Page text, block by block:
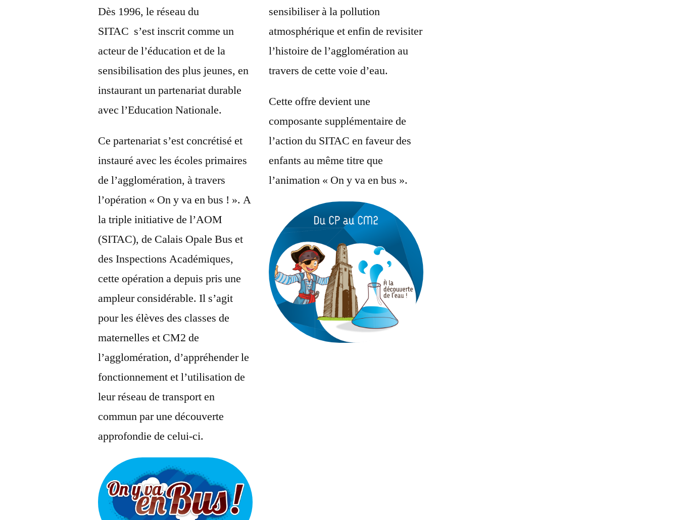
Dès 1996, le réseau du
SITAC s’est inscrit comme un
acteur de l’éducation et de la
sensibilisation des plus jeunes, en
instaurant un partenariat durable
avec l’Education Nationale.
Ce partenariat s’est concrétisé et
instauré avec les écoles primaires
de l’agglomération, à travers
l’opération « On y va en bus ! ». A
la triple initiative de l’AOM
(SITAC), de Calais Opale Bus et
des Inspections Académiques,
cette opération a depuis pris une
ampleur considérable. Il s’agit
pour les élèves des classes de
maternelles et CM2 de
l’agglomération, d’appréhender le
fonctionnement et l’utilisation de
leur réseau de transport en
commun par une découverte
approfondie de celui-ci.
sensibiliser à la pollution
atmosphérique et enfin de revisiter
l’histoire de l’agglomération au
travers de cette voie d’eau.
Cette offre devient une
composante supplémentaire de
l’action du SITAC en faveur des
enfants au même titre que
l’animation « On y va en bus ».